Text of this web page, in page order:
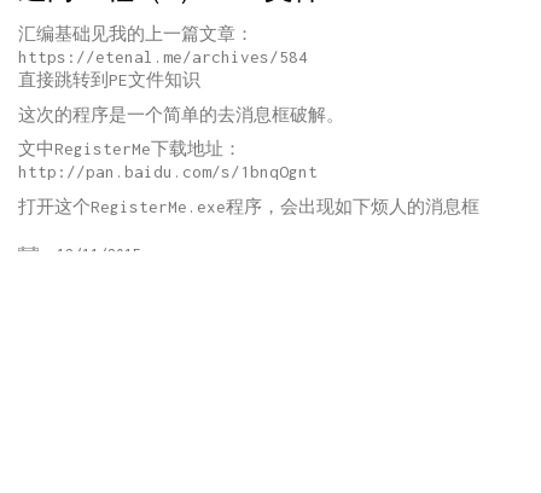
汇编基础见我的上一篇文章：
https://etenal.me/archives/584
直接跳转到PE文件知识
这次的程序是一个简单的去消息框破解。
文中RegisterMe下载地址：
http://pan.baidu.com/s/1bnqOgnt
打开这个RegisterMe.exe程序，会出现如下烦人的消息框
12/11/2015